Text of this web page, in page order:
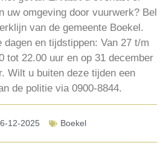
uw omgeving door vuurwerk? Bel
van de gemeente Boekel.
dagen en tijdstippen: Van 27 t/m
tot 22.00 uur en op 31 december
Wilt u buiten deze tijden een
de politie via 0900-8844.
12-2025 Boekel